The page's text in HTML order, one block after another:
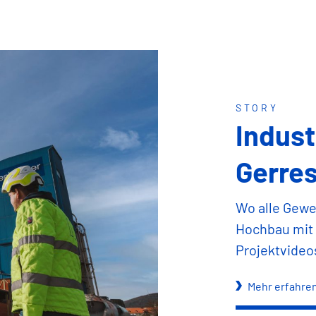
STORY
Wo alle
Hochbau
Mehr